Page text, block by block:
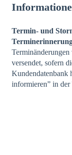
Termin- und
versendet, sofern
Kundendatenbank
informieren” in